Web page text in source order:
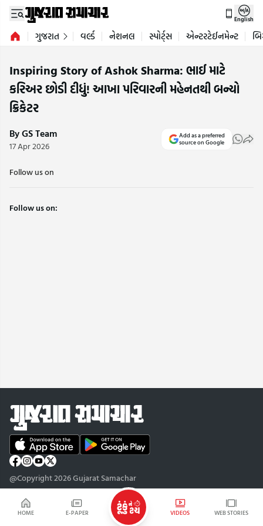
HOME E-PAPER VIDEOS WEB STORIES
English
ગુજરાત વર્લ્ડ નેશનલ સ્પોર્ટ્સ એન્ટરટેઈનમેન્ટ
Inspiring Story of Ashok Sharma: ભાઈ માટે
કરિઅર છોડી દીધું! આખા પરિવારની મહેનતથી બન્યો
ક્રિકેટર
By GS Team
17 Apr 2026
Add as a preferred
source on Google
Follow us on
Follow us on:
@Copyright 2026 Gujarat Samachar